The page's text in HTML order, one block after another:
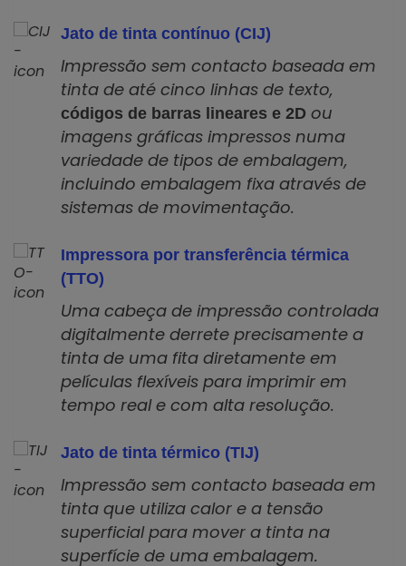
Jato de tinta contínuo (CIJ)
Impressão sem contacto baseada em
tinta de até cinco linhas de texto,
códigos de barras lineares e 2D ou
imagens gráficas impressos numa
variedade de tipos de embalagem,
incluindo embalagem fixa através de
sistemas de movimentação.
Impressora por transferência térmica
(TTO)
Uma cabeça de impressão controlada
digitalmente derrete precisamente a
tinta de uma fita diretamente em
películas flexíveis para imprimir em
tempo real e com alta resolução.
Jato de tinta térmico (TIJ)
Impressão sem contacto baseada em
tinta que utiliza calor e a tensão
superficial para mover a tinta na
superfície de uma embalagem.